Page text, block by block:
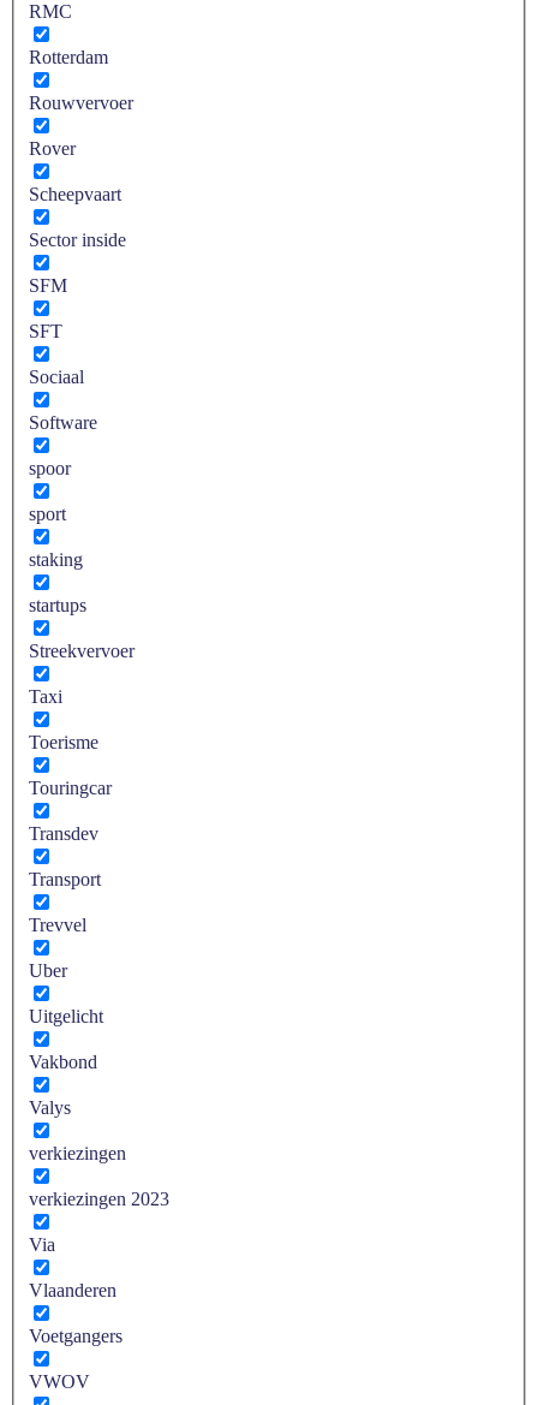
RMC
Rotterdam
Rouwvervoer
Rover
Scheepvaart
Sector inside
SFM
SFT
Sociaal
Software
spoor
sport
staking
startups
Streekvervoer
Taxi
Toerisme
Touringcar
Transdev
Transport
Trevvel
Uber
Uitgelicht
Vakbond
Valys
verkiezingen
verkiezingen 2023
Via
Vlaanderen
Voetgangers
VWOV